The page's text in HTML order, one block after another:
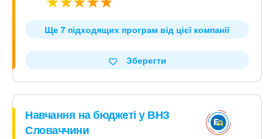
Ще 7 підходящих програм від цієї компанії
Зберегти
Навчання на бюджеті у ВНЗ
Словаччини